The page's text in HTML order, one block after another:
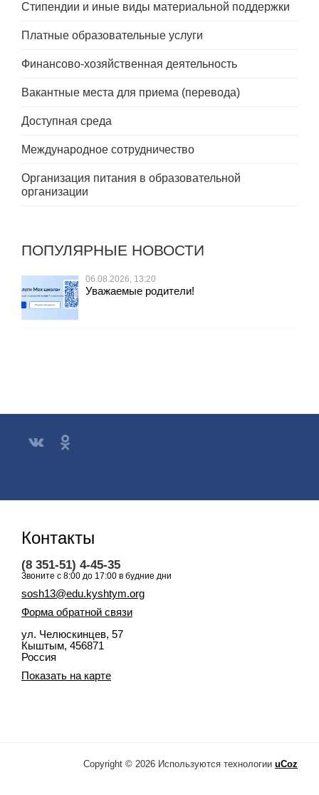
Стипендии и иные виды материальной поддержки
Платные образовательные услуги
Финансово-хозяйственная деятельность
Вакантные места для приема (перевода)
Доступная среда
Международное сотрудничество
Организация питания в образовательной
организации
ПОПУЛЯРНЫЕ НОВОСТИ
06.08.2026, 13:20
Уважаемые родители!
Контакты
(8 351-51) 4-45-35
Звоните с 8:00 до 17:00 в будние дни
sosh13@edu.kyshtym.org
Форма обратной связи
ул. Челюскинцев, 57
Кыштым, 456871
Россия
Показать на карте
Copyright © 2026 Используются технологии uCoz